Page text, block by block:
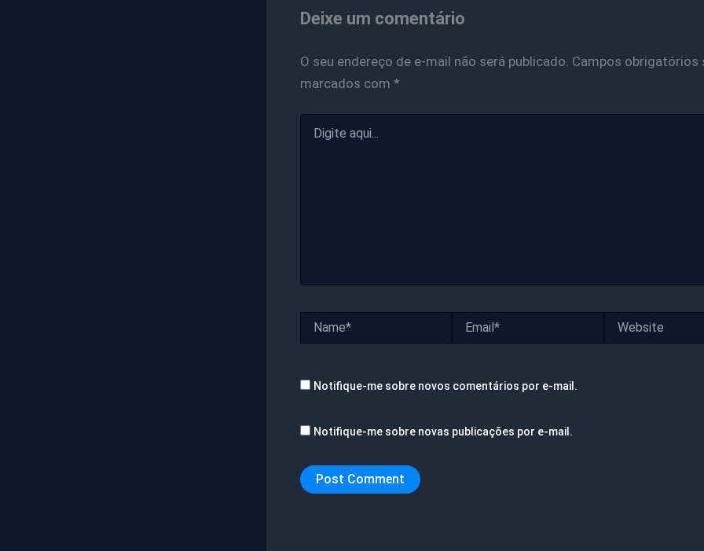
Deixe um comentário
O seu endereço de e-mail não será publicado. Campos obrigatórios
marcados com *
aqui...
Notifique-me sobre novos comentários por e-mail.
Notifique-me sobre novas publicações por e-mail.